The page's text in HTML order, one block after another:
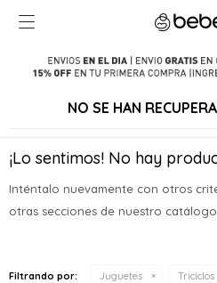

NO SE HAN
¡Lo sentimos! No hay
Inténtalo nuevamente con otros
otras secciones de nuestro catálogo.
Filtrando por: Juguetes Triciclos